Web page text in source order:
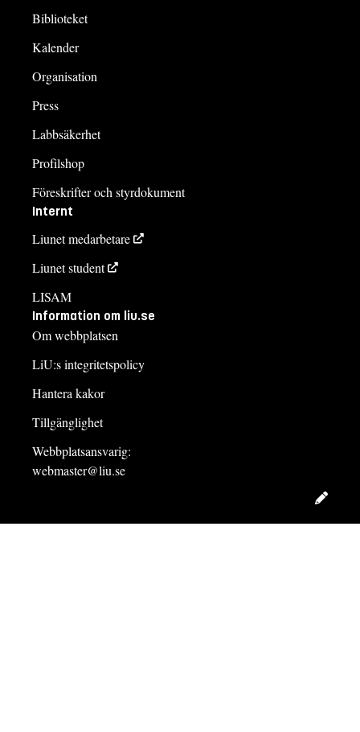
Biblioteket
Kalender
Organisation
Press
Labbsäkerhet
Profilshop
Föreskrifter och styrdokument
Internt
Liunet medarbetare
Liunet student
LISAM
Information om liu.se
Om webbplatsen
LiU:s integritetspolicy
Hantera kakor
Tillgänglighet
Webbplatsansvarig:
webmaster@liu.se